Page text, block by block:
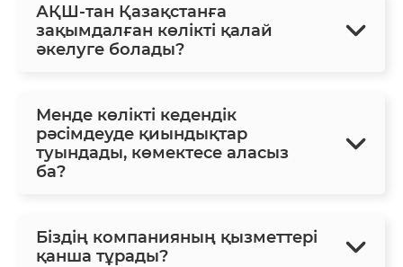
АҚШ-тан Қазақстанға
зақымдалған көлікті қалай
әкелуге болады?
Менде көлікті кедендік
рәсімдеуде қиындықтар
туындады, көмектесе аласыз
ба?
Біздің компанияның қызметтері
қанша тұрады?